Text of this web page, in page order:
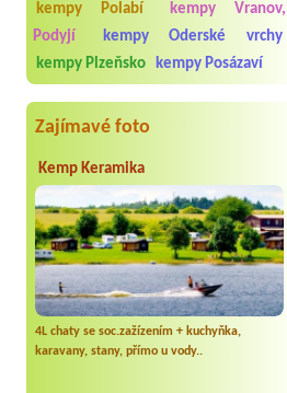
kempy Polabí
kempy Vranov,
Podyjí
kempy Oderské vrchy
kempy Plzeňsko kempy Posázaví
Zajímavé foto
Kemp Keramika
4L chaty se soc.zažízením + kuchyňka,
karavany, stany, přímo u vody..